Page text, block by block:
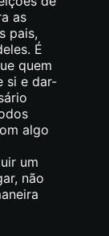
as
pais,
É
quem
si e dar-
algo
um
não